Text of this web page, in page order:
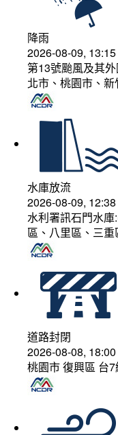
降雨
2026-08-09,
第13號颱風及其
北市、桃園市、
水庫放流
2026-08-09,
水利署訊石門水
區、八里區、三
道路封閉
2026-08-08,
桃園市 復興區 台